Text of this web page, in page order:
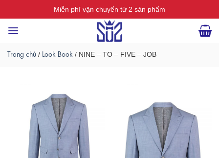
to
content
Miễn phí vận chuyển từ 2 sản phẩm
Trang chủ / Look Book / NINE – TO – FIVE – JOB